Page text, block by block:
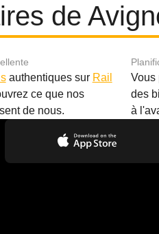
de
authentiques sur Rail
ce que nos
de nous.
Vous
des
à